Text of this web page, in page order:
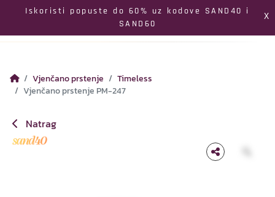
Iskoristi popuste do 60% uz kodove SAND40 i
SAND60
X
Izbornik
Profil Pretraga
Vjenčano prstenje
Timeless
Vjenčano prstenje PM-247
Natrag